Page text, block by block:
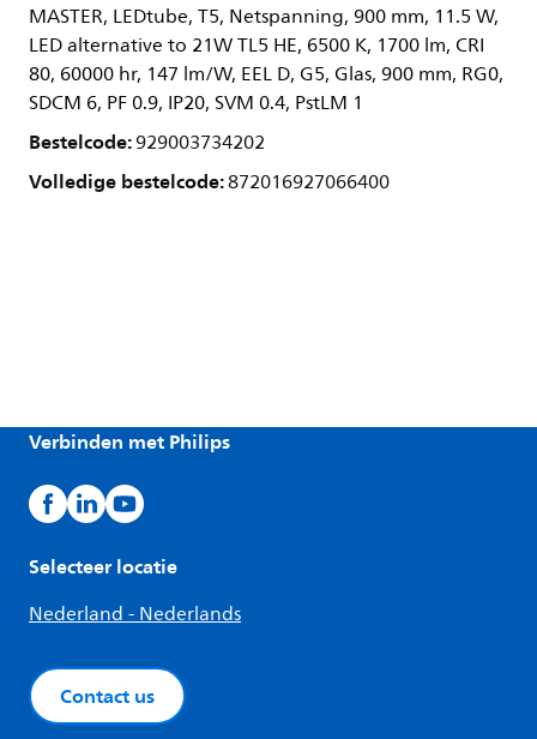
MASTER, LEDtube, T5, Netspanning, 900 mm, 11.5 W,
LED alternative to 21W TL5 HE, 6500 K, 1700 lm, CRI
80, 60000 hr, 147 lm/W, EEL D, G5, Glas, 900 mm, RG0,
SDCM 6, PF 0.9, IP20, SVM 0.4, PstLM 1
Bestelcode:929003734202
Volledige bestelcode:872016927066400
Verbinden met Philips
Selecteer locatie
Nederland - Nederlands
Contact us